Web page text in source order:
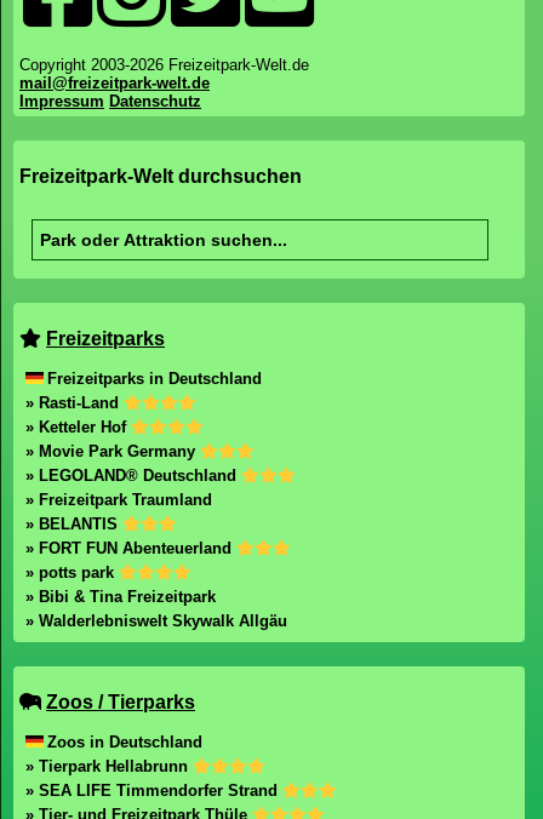
Copyright 2003-2026 Freizeitpark-Welt.de
mail@freizeitpark-welt.de
Impressum Datenschutz
Freizeitpark-Welt durchsuchen
Freizeitparks
Freizeitparks in Deutschland
» Rasti-Land
» Ketteler Hof
» Movie Park Germany
» LEGOLAND® Deutschland
» Freizeitpark Traumland
» BELANTIS
» FORT FUN Abenteuerland
» potts park
» Bibi & Tina Freizeitpark
» Walderlebniswelt Skywalk Allgäu
Zoos / Tierparks
Zoos in Deutschland
» Tierpark Hellabrunn
» SEA LIFE Timmendorfer Strand
» Tier- und Freizeitpark Thüle